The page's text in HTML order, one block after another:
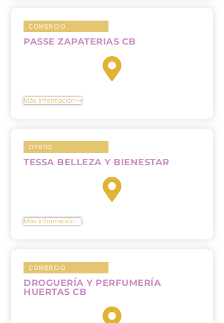
COMERCIO
PASSE ZAPATERIAS CB
Más información
OTROS
TESSA BELLEZA Y BIENESTAR
Más información
COMERCIO
DROGUERÍA Y PERFUMERÍA
HUERTAS CB